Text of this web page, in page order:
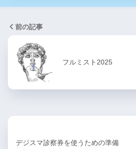
前の記事
フルミスト2025
デジスマ診察券を使うための準備